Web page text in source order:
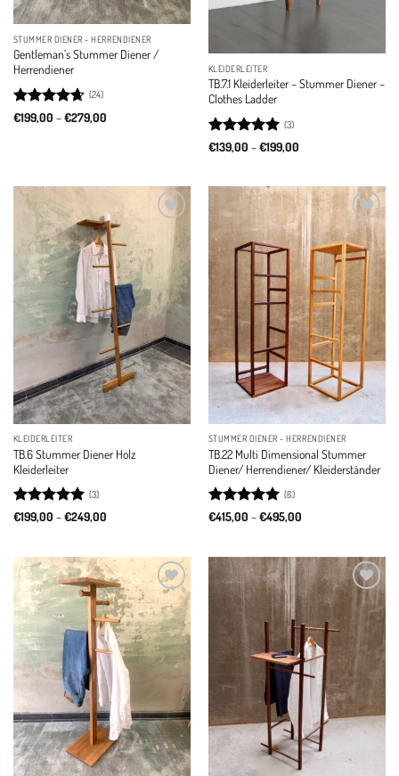
STUMMER DIENER - HERRENDIENER
Gentleman’s Stummer Diener /
Herrendiener
Rated 4.67
(24)
€199,00 –€279,00Price
KLEIDERLEITER
TB.7.1 Kleiderleiter – Stummer Diener –
Clothes Ladder
Rated 5
(3)
€139,00 –€199,00Price
€199,00
wishlist
KLEIDERLEITER
TB.6 Stummer Diener Holz
Kleiderleiter
Rated 5
(3)
€199,00 –€249,00Price
€249,00
Add to
wishlist
STUMMER DIENER - HERRENDIENER
TB.22 Multi Dimensional Stummer
Diener/ Herrendiener/ Kleiderständer
Rated 5
(6)
€415,00 –€495,00Price
€495,00
Add to
wishlist
Add to
wishlist